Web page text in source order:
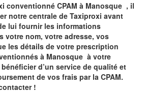
conventionné CPAM à Manosque , il
notre centrale de Taxiproxi avant
lui fournir les informations
votre nom, votre adresse, vos
les détails de votre prescription
à Manosque à votre
d’un service de qualité et
de vos frais par la CPAM.
!